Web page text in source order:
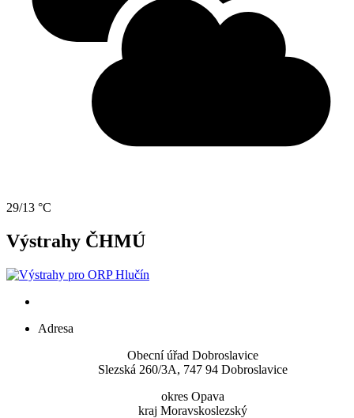
29/13 °C
Výstrahy ČHMÚ
Adresa
Obecní úřad Dobroslavice
Slezská 260/3A, 747 94 Dobroslavice
okres Opava
kraj Moravskoslezský